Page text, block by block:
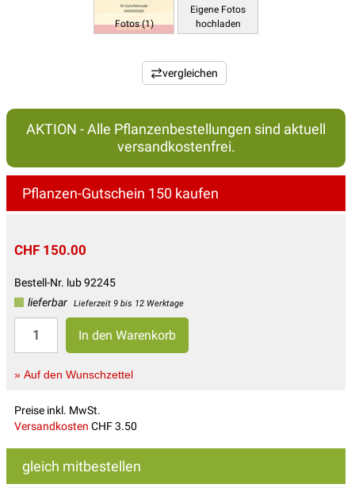
Fotos (1)
Eigene Fotos
hochladen
vergleichen
AKTION - Alle Pflanzenbestellungen sind aktuell
versandkostenfrei.
Pflanzen-Gutschein 150 kaufen
CHF 150.00
Bestell-Nr. lub 92245
lieferbar
Lieferzeit 9 bis 12 Werktage
» Auf den Wunschzettel
Preise inkl. MwSt.
Versandkosten CHF 3.50
gleich mitbestellen